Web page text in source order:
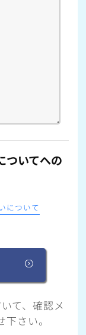
ついてへの
について
て、確認メ
さい。